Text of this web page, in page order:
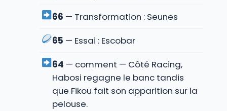
66 — Transformation : Seunes
65 — Essai : Escobar
64 — comment — Côté Racing,
Habosi regagne le banc tandis
que Fikou fait son apparition sur la
pelouse.